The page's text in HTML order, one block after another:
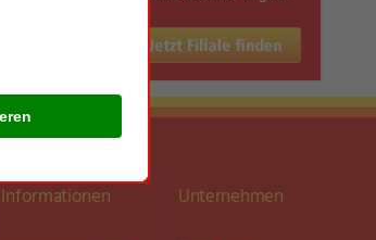
Informationen Unternehmen